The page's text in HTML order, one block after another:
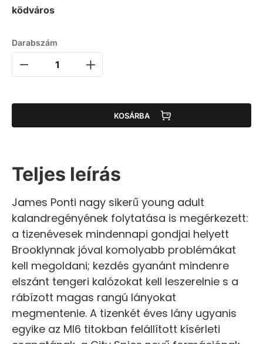
ködváros
Darabszám
KOSÁRBA
Teljes leírás
James Ponti nagy sikerű young adult
kalandregényének folytatása is megérkezett:
a tizenévesek mindennapi gondjai helyett
Brooklynnak jóval komolyabb problémákat
kell megoldani; kezdés gyanánt mindenre
elszánt tengeri kalózokat kell leszerelnie s a
rábízott magas rangú lányokat
megmentenie. A tizenkét éves lány ugyanis
egyike az MI6 titokban felállított kísérleti